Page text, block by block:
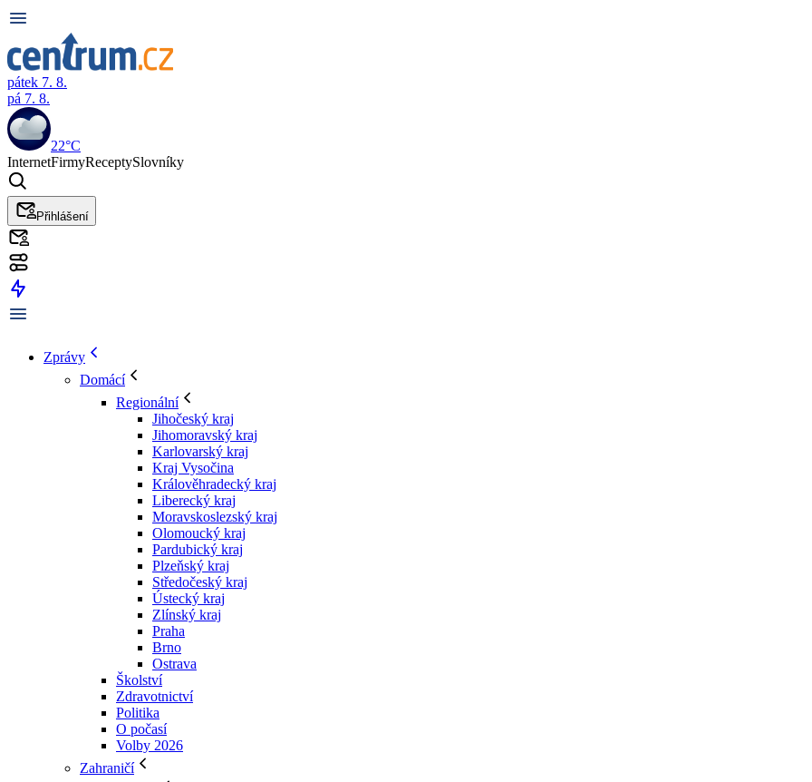
pátek 7. 8.
pá 7. 8.
22°C
InternetFirmyReceptySlovníky
Přihlášení
Zprávy
Domácí
Regionální
Jihočeský kraj
Jihomoravský kraj
Karlovarský kraj
Kraj Vysočina
Králověhradecký kraj
Liberecký kraj
Moravskoslezský kraj
Olomoucký kraj
Pardubický kraj
Plzeňský kraj
Středočeský kraj
Ústecký kraj
Zlínský kraj
Praha
Brno
Ostrava
Školství
Zdravotnictví
Politika
O počasí
Volby 2026
Zahraničí